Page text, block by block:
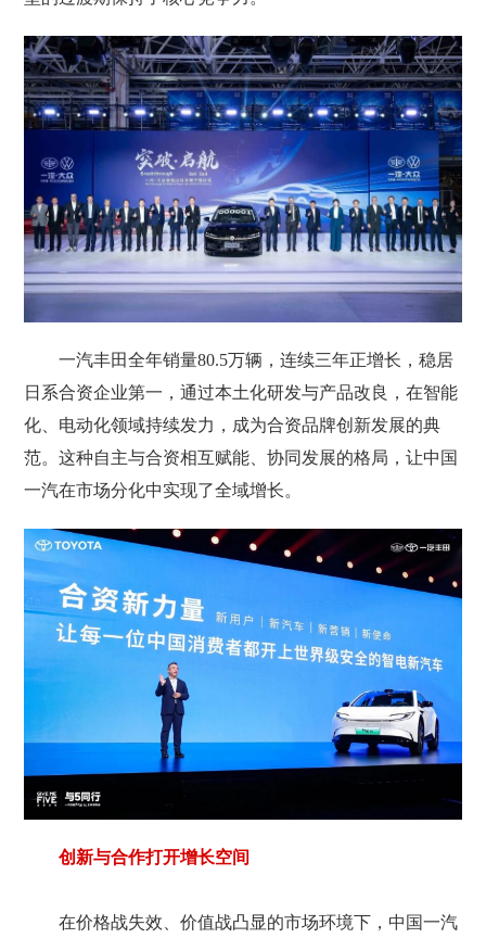
一汽丰田全年销量80.5万辆，连续三年正增长，稳居
日系合资企业第一，通过本土化研发与产品改良，在智能
化、电动化领域持续发力，成为合资品牌创新发展的典
范。这种自主与合资相互赋能、协同发展的格局，让中国
一汽在市场分化中实现了全域增长。
创新与合作打开增长空间
在价格战失效、价值战凸显的市场环境下，中国一汽